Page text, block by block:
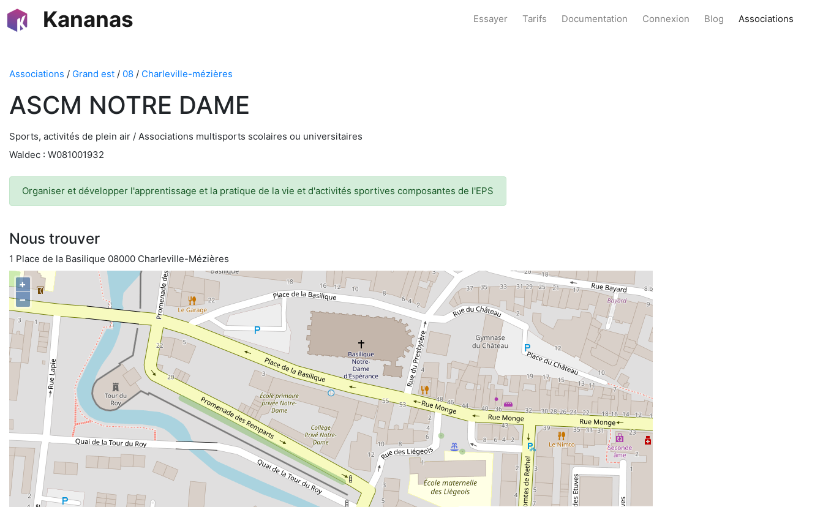
Kananas Essayer Tarifs Documentation Connexion Blog Associations
Associations / Grand est / 08 / Charleville-mézières
ASCM NOTRE DAME
Sports, activités de plein air / Associations multisports scolaires ou universitaires
Waldec : W081001932
Organiser et développer l'apprentissage et la pratique de la vie et d'activités sportives composantes de l'EPS
Nous trouver
1 Place de la Basilique 08000 Charleville-Mézières
+
−